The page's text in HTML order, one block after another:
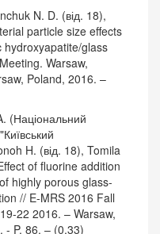
N. D. (від. 18),
particle size effects
glass
Warsaw,
Poland, 2016. –
(Національний
H. (від. 18), Tomila
of fluorine addition
highly porous glass-
// E-MRS 2016 Fall
22 2016. – Warsaw,
- P. 86. – (0.33)